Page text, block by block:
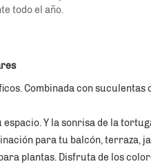
todo el año.
Combinada con suculentas
Y la sonrisa de la
para tu balcón, terraza,
plantas. Disfruta de los